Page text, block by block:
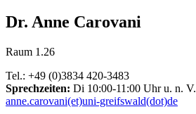
Dr. Anne Carovani
Raum 1.26
Tel.: +49 (0)3834 420-3483
Sprechzeiten: Di 10:00-11:00 Uhr u. n. V.
anne.carovani(et)uni-greifswald(dot)de